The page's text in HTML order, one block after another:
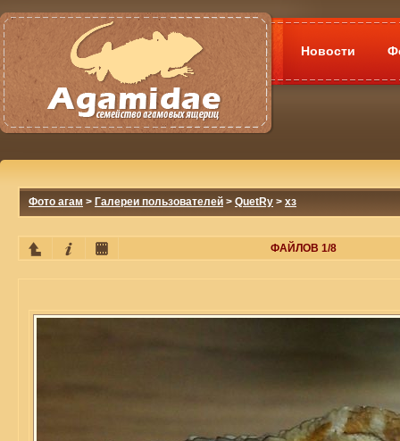
Новости
Фото агам > Галереи пользователей > QuetRy > хз
ФАЙЛОВ 1/8